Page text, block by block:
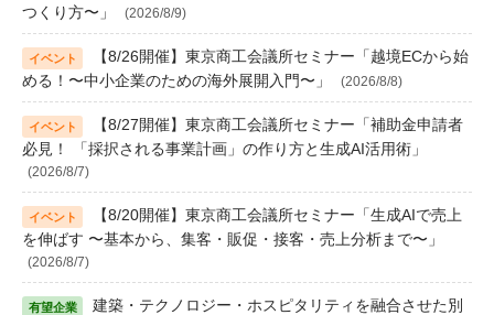
つくり方〜」
(2026/8/9)
【8/26開催】東京商工会議所セミナー「越境ECから始
める！〜中小企業のための海外展開入門〜」
(2026/8/8)
【8/27開催】東京商工会議所セミナー「補助金申請者
必見！ 「採択される事業計画」の作り方と生成AI活用術」
(2026/8/7)
【8/20開催】東京商工会議所セミナー「生成AIで売上
を伸ばす 〜基本から、集客・販促・接客・売上分析まで〜」
(2026/8/7)
建築・テクノロジー・ホスピタリティを融合させた別